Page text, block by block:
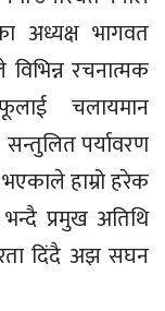
अध्यक्ष भागवत
रचनात्मक
चलायमान
सन्तुलित पर्यावरण
हाम्रो हरेक
भन्दै प्रमुख अतिथि
दिंदै अझ सघन